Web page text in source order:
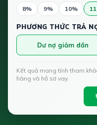
8% 9% 10%
PHƯƠNG THỨC TRẢ
Dư nợ giảm dần
Kết quả mang tính tham
hàng và hồ sơ vay.